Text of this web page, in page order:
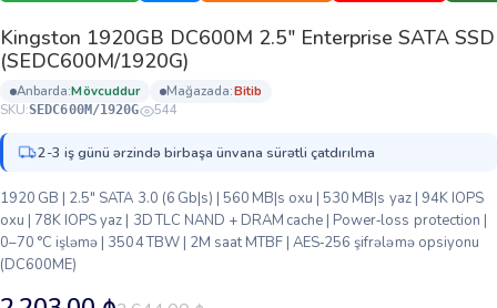
Kingston 1920GB DC600M 2.5″ Enterprise SATA SSD
(SEDC600M/1920G)
anbarda: mövcuddur mağazada:
bi̇ti̇b
SKU:SEDC600M/1920G 544
2-3 iş günü ərzində birbaşa ünvana sürətli çatdırılma
1920 GB | 2.5″ SATA 3.0 (6 Gb|s) | 560 MB|s oxu | 530 MB|s yaz | 94K IOPS
oxu | 78K IOPS yaz | 3D TLC NAND + DRAM cache | Power‑loss protection |
0–70 °C işləmə | 3504 TBW | 2M saat MTBF | AES‑256 şifrələmə opsiyonu
(DC600ME)